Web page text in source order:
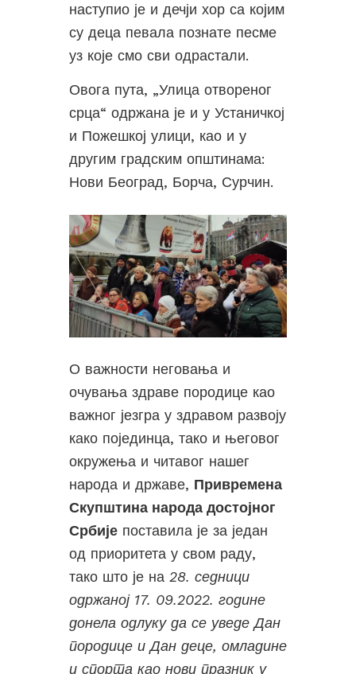
наступио је и дечји хор са којим
су деца певала познате песме
уз које смо сви одрастали.
Овога пута, „Улица отвореног
срца“ одржана је и у Устаничкој
и Пожешкој улици, као и у
другим градским општинама:
Нови Београд, Борча, Сурчин.
О важности неговања и
очувања здраве породице као
важног језгра у здравом развоју
како појединца, тако и његовог
окружења и читавог нашег
народа и државе, Привремена
Скупштина народа достојног
Србије поставила је за један
од приоритета у свом раду,
тако што је на 28. седници
одржаној 17. 09.2022. године
донела одлуку да се уведе Дан
породице и Дан деце, омладине
и спорта као нови празник у